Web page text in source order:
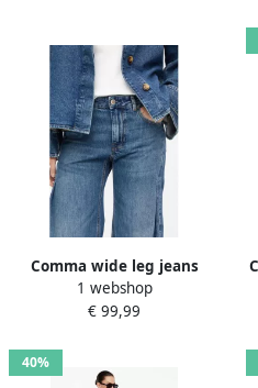
Comma wide leg jeans
mediumblauw
1 webshop
€ 99,99
40%